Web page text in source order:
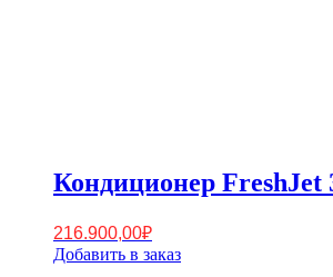
Кондиционер FreshJet
216.900,00₽
Добавить в заказ